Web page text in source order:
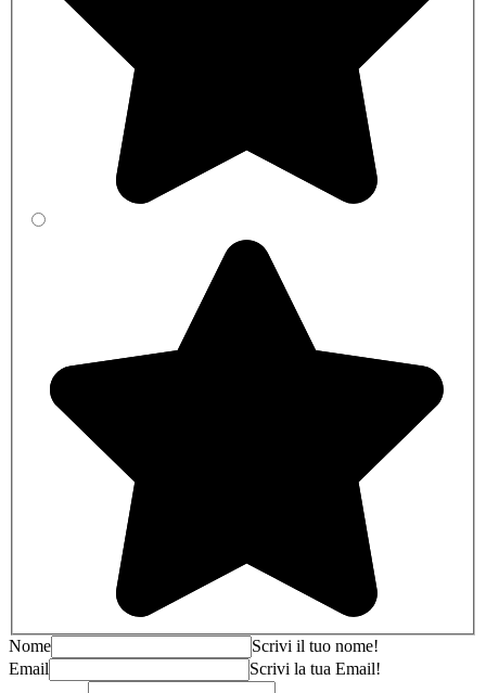
Nome
Scrivi il tuo nome!
Email
Scrivi la tua Email!